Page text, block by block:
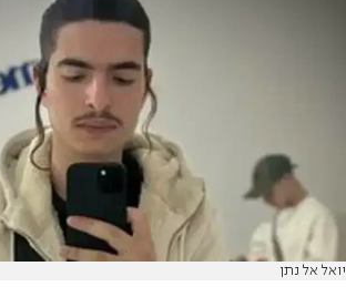
יואל אל נתן